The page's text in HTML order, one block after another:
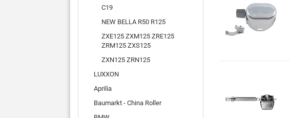
C19
NEW BELLA R50 R125
ZXE125 ZXM125 ZRE125
ZRM125 ZXS125
ZXN125 ZRN125
LUXXON
Aprilia
Baumarkt - China Roller